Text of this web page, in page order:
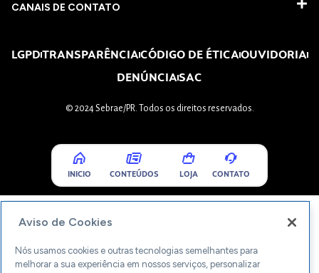
CANAIS DE CONTATO
LGPDTRANSPARÊNCIACÓDIGO DE ÉTICAOUVIDORIA
DENÚNCIASAC
© 2024 Sebrae/PR. Todos os direitos reservados.
INICIO CONTEÚDOS LOJA CONTATO
Aviso de Cookies
Nós usamos cookies e outras tecnologias semelhantes para
melhorar a sua experiência em nossos serviços, personalizar